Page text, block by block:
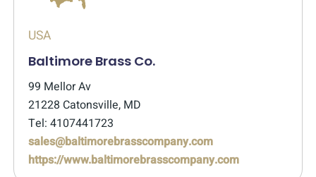
USA
Baltimore Brass Co.
99 Mellor Av
21228 Catonsville, MD
Tel: 4107441723
sales@baltimorebrasscompany.com
https://www.baltimorebrasscompany.com